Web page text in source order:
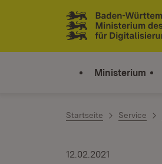
Zum Inhalt springen
Link zur Startseite
Ministerium
Startseite Service
12.02.2021